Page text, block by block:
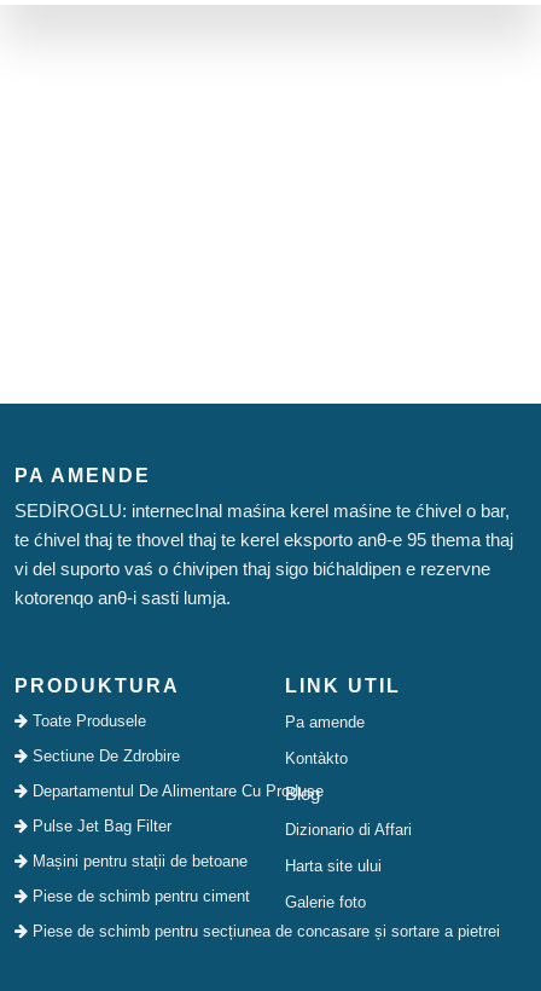
PA AMENDE
SEDİROGLU: internecInal maśina kerel maśine te ćhivel o bar,
te ćhivel thaj te thovel thaj te kerel eksporto anθ-e 95 thema thaj
vi del suporto vaś o ćhivipen thaj sigo bićhaldipen e rezervne
kotorenqo anθ-i sasti lumja.
PRODUKTURA
Toate Produsele
Sectiune De Zdrobire
Departamentul De Alimentare Cu Produse
Pulse Jet Bag Filter
Mașini pentru stații de betoane
Piese de schimb pentru ciment
Piese de schimb pentru secțiunea de concasare și sortare a pietrei
LINK UTIL
Pa amende
Kontàkto
Blog
Dizionario di Affari
Harta site ului
Galerie foto